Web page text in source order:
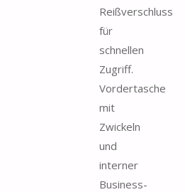
Reißverschluss
für
schnellen
Zugriff.
Vordertasche
mit
Zwickeln
und
interner
Business-